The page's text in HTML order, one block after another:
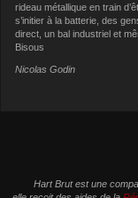
rideau métallique en train
s’initier à la batterie, des
direct, un bal industriel et
Bisous
Nicolas Godin
Hart Brut est une